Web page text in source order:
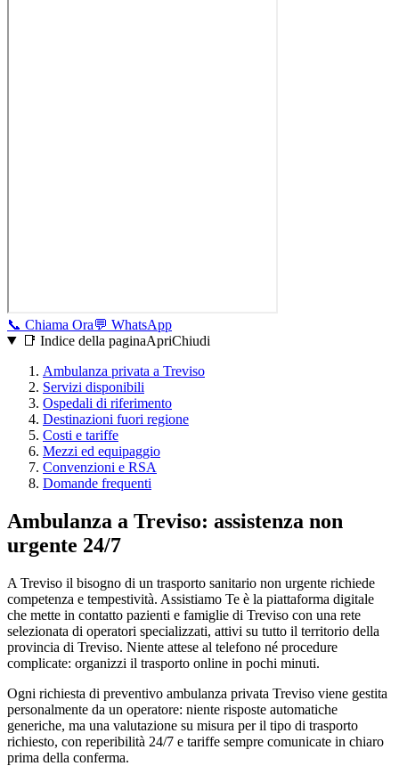
📞 Chiama Ora💬 WhatsApp
📑 Indice della paginaApriChiudi
Ambulanza privata a Treviso
Servizi disponibili
Ospedali di riferimento
Destinazioni fuori regione
Costi e tariffe
Mezzi ed equipaggio
Convenzioni e RSA
Domande frequenti
Ambulanza a Treviso: assistenza non
urgente 24/7
A Treviso il bisogno di un trasporto sanitario non urgente richiede
competenza e tempestività. Assistiamo Te è la piattaforma digitale
che mette in contatto pazienti e famiglie di Treviso con una rete
selezionata di operatori specializzati, attivi su tutto il territorio della
provincia di Treviso. Niente attese al telefono né procedure
complicate: organizzi il trasporto online in pochi minuti.
Ogni richiesta di preventivo ambulanza privata Treviso viene gestita
personalmente da un operatore: niente risposte automatiche
generiche, ma una valutazione su misura per il tipo di trasporto
richiesto, con reperibilità 24/7 e tariffe sempre comunicate in chiaro
prima della conferma.